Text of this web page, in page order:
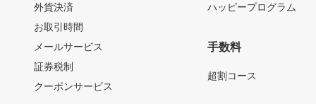
外貨決済
お取引時間
メールサービス
証券税制
クーポンサービス
ハッピープログラム
手数料
超割コース